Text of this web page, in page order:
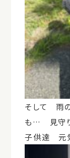
そして 雨
も… 見守
子供達 元